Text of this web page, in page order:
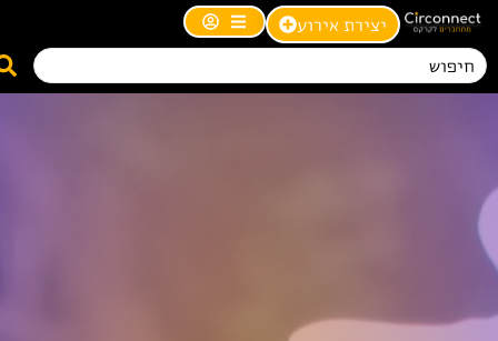
יצירת אירוע